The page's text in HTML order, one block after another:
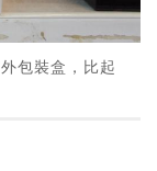
包裝盒，比起